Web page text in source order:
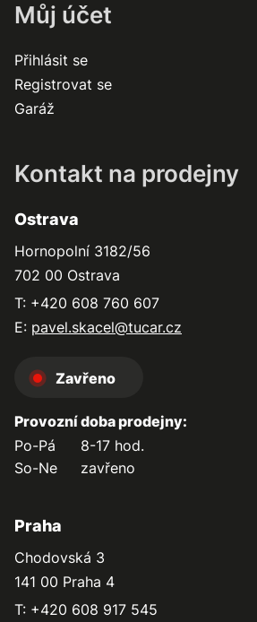
Můj účet
Přihlásit se
Registrovat se
Garáž
Kontakt na prodejny
Ostrava
Hornopolní 3182/56
702 00 Ostrava
T: +420 608 760 607
E: pavel.skacel@tucar.cz
Zavřeno
Provozní doba prodejny:
Po-Pá
8-17 hod.
So-Ne
zavřeno
Praha
Chodovská 3
141 00 Praha 4
T: +420 608 917 545